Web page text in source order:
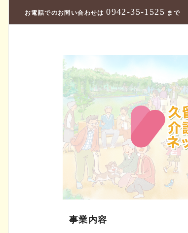
お電話でのお問い合わせは0942-35-1525 まで
事業内容